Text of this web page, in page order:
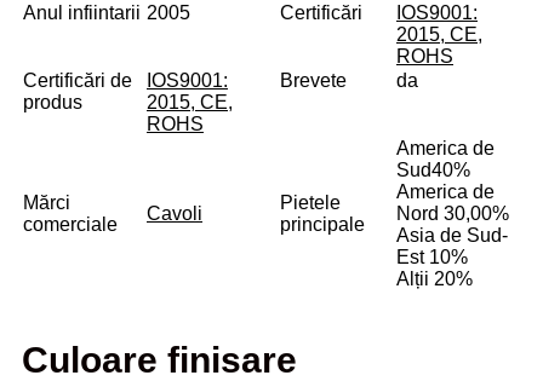
Anul infiintarii 2005 Certificări
IOS9001:
2015, CE,
ROHS
Certificări de
produs
IOS9001:
2015, CE,
ROHS
Brevete da
Mărci
comerciale
Cavoli
Pietele
principale
America de
Sud40%
America de
Nord 30,00%
Asia de Sud-
Est 10%
Alții 20%
Culoare finisare